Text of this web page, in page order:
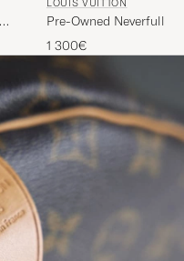
LOUIS VUITTON
Pre-Owned Neverfull
Ebene
1 300€